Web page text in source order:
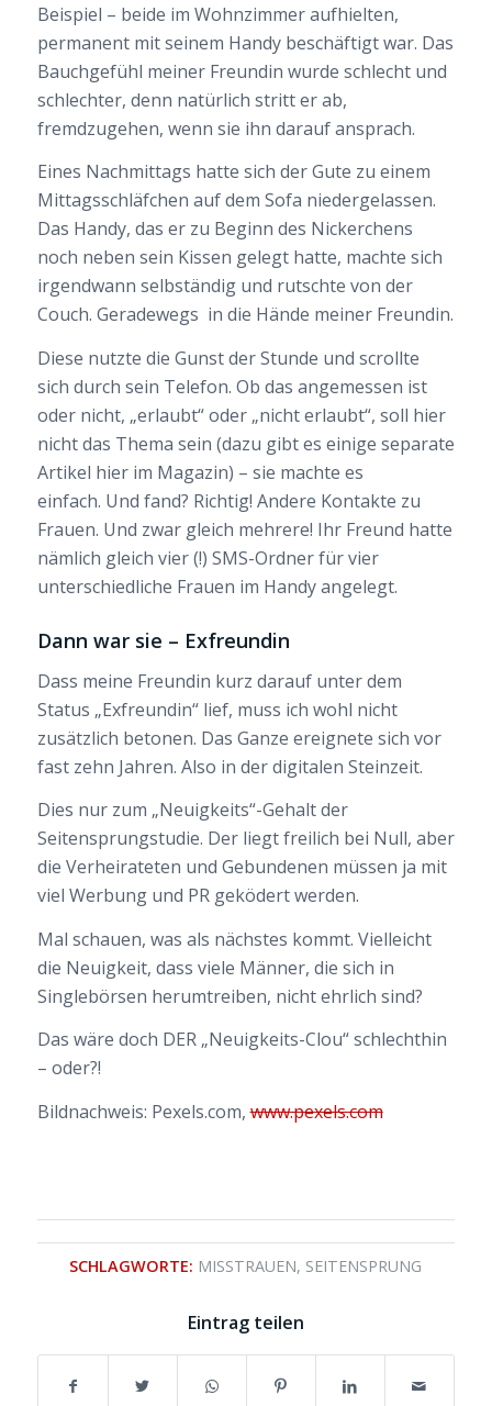
Beispiel – beide im Wohnzimmer aufhielten,
permanent mit seinem Handy beschäftigt war. Das
Bauchgefühl meiner Freundin wurde schlecht und
schlechter, denn natürlich stritt er ab,
fremdzugehen, wenn sie ihn darauf ansprach.
Eines Nachmittags hatte sich der Gute zu einem
Mittagsschläfchen auf dem Sofa niedergelassen.
Das Handy, das er zu Beginn des Nickerchens
noch neben sein Kissen gelegt hatte, machte sich
irgendwann selbständig und rutschte von der
Couch. Geradewegs in die Hände meiner Freundin.
Diese nutzte die Gunst der Stunde und scrollte
sich durch sein Telefon. Ob das angemessen ist
oder nicht, „erlaubt“ oder „nicht erlaubt“, soll hier
nicht das Thema sein (dazu gibt es einige separate
Artikel hier im Magazin) – sie machte es
einfach. Und fand? Richtig! Andere Kontakte zu
Frauen. Und zwar gleich mehrere! Ihr Freund hatte
nämlich gleich vier (!) SMS-Ordner für vier
unterschiedliche Frauen im Handy angelegt.
Dann war sie – Exfreundin
Dass meine Freundin kurz darauf unter dem
Status „Exfreundin“ lief, muss ich wohl nicht
zusätzlich betonen. Das Ganze ereignete sich vor
fast zehn Jahren. Also in der digitalen Steinzeit.
Dies nur zum „Neuigkeits“-Gehalt der
Seitensprungstudie. Der liegt freilich bei Null, aber
die Verheirateten und Gebundenen müssen ja mit
viel Werbung und PR geködert werden.
Mal schauen, was als nächstes kommt. Vielleicht
die Neuigkeit, dass viele Männer, die sich in
Singlebörsen herumtreiben, nicht ehrlich sind?
Das wäre doch DER „Neuigkeits-Clou“ schlechthin
– oder?!
Bildnachweis: Pexels.com,www.pexels.com
SCHLAGWORTE: MISSTRAUEN , SEITENSPRUNG
Eintrag teilen